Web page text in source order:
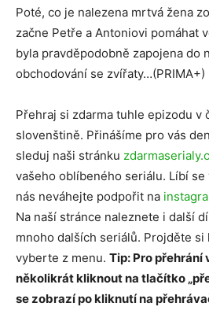
Poté, co je nalezena mrtvá žena
začne Petře a Antoniovi pomáhat
byla pravděpodobně zapojena do
obchodování se zvířaty…(PRIMA+)
Přehraj si zdarma tuhle epizodu v
slovenštině. Přinášíme pro vás
sleduj naši stránku
vašeho oblíbeného seriálu. Líbí se
nás neváhejte podpořit na
Na naší stránce naleznete i další
mnoho dalších seriálů. Projděte
vyberte z menu. Tip: Pro přehrání
několikrát kliknout na tlačítko
se zobrazí po kliknutí na